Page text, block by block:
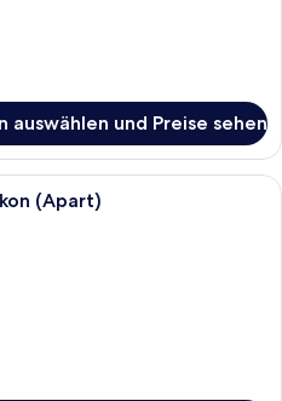
auswählen und Preise sehen
Ein modernes Schlafzimmer mit
(Apart)